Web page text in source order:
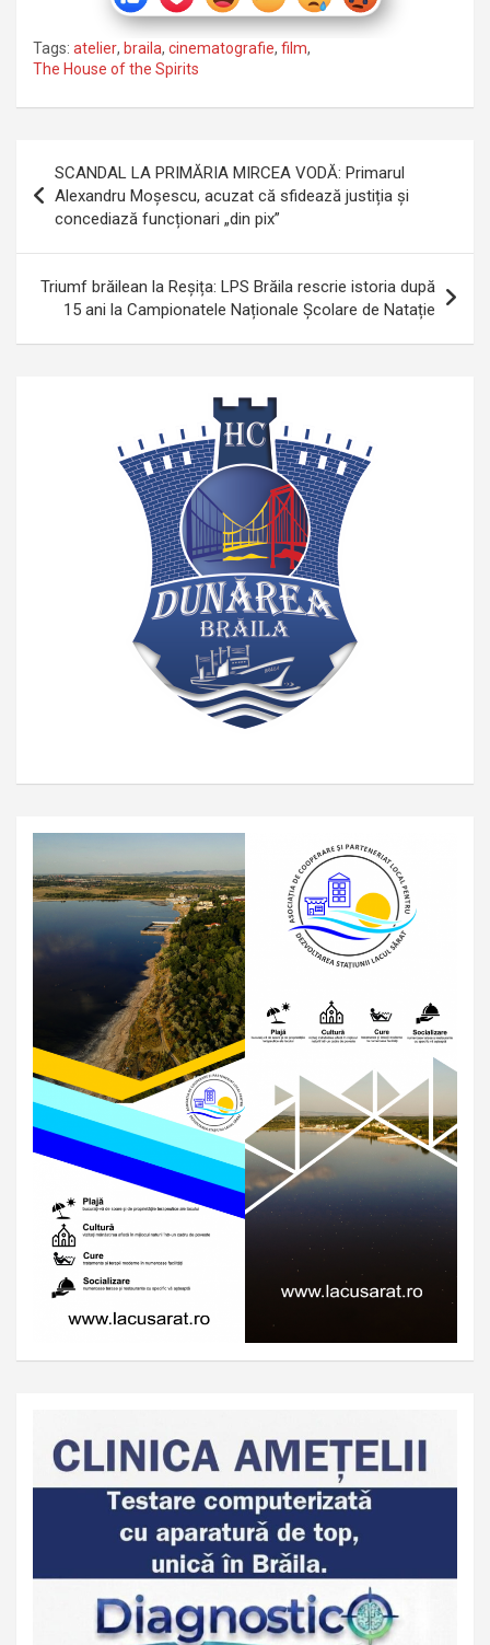
Tags: atelier, braila, cinematografie, film,
The House of the Spirits
în
articole
SCANDAL LA PRIMĂRIA MIRCEA VODĂ: Primarul
Alexandru Moșescu, acuzat că sfidează justiția și
concediază funcționari „din pix”
Triumf brăilean la Reșița: LPS Brăila rescrie istoria după
15 ani la Campionatele Naționale Școlare de Natație